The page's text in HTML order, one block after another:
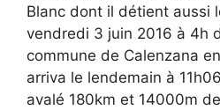
Blanc dont il détient aussi
vendredi 3 juin 2016 à 4h
commune de Calenzana
arriva le lendemain à
avalé 180km et 14000m